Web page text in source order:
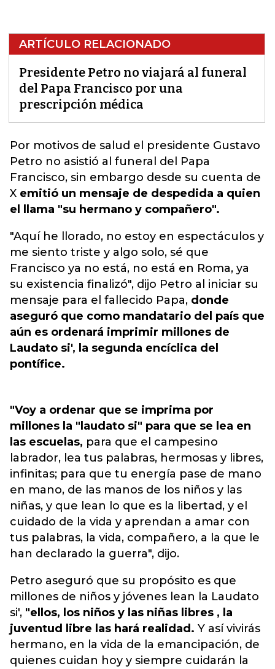
ARTÍCULO RELACIONADO
Presidente Petro no viajará al funeral
del Papa Francisco por una
prescripción médica
Por motivos de salud el presidente Gustavo
Petro no asistió al funeral del Papa
Francisco, sin embargo desde su cuenta de
X emitió un mensaje de despedida a quien
el llama "su hermano y compañero".
"Aquí he llorado, no estoy en espectáculos y
me siento triste y algo solo, sé que
Francisco ya no está, no está en Roma, ya
su existencia finalizó", dijo Petro al iniciar su
mensaje para el fallecido Papa, donde
aseguró que como mandatario del país que
aún es ordenará imprimir millones de
Laudato si', la segunda encíclica del
pontífice.
"Voy a ordenar que se imprima por
millones la "laudato si" para que se lea en
las escuelas, para que el campesino
labrador, lea tus palabras, hermosas y libres,
infinitas; para que tu energía pase de mano
en mano, de las manos de los niños y las
niñas, y que lean lo que es la libertad, y el
cuidado de la vida y aprendan a amar con
tus palabras, la vida, compañero, a la que le
han declarado la guerra", dijo.
Petro aseguró que su propósito es que
millones de niños y jóvenes lean la Laudato
si', "ellos, los niños y las niñas libres , la
juventud libre las hará realidad. Y así vivirás
hermano, en la vida de la emancipación, de
quienes cuidan hoy y siempre cuidarán la